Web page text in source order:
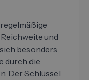
und
besonders
durch die
Der Schlüssel